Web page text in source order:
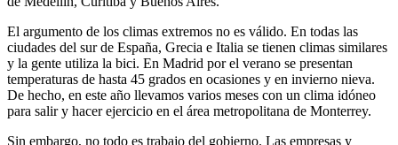
El argumento de los climas extremos no es válido. En todas las
ciudades del sur de España, Grecia e Italia se tienen climas similares
y la gente utiliza la bici. En Madrid por el verano se presentan
temperaturas de hasta 45 grados en ocasiones y en invierno nieva.
De hecho, en este año llevamos varios meses con un clima idóneo
para salir y hacer ejercicio en el área metropolitana de Monterrey.
Sin embargo, no todo es trabajo del gobierno. Las empresas y